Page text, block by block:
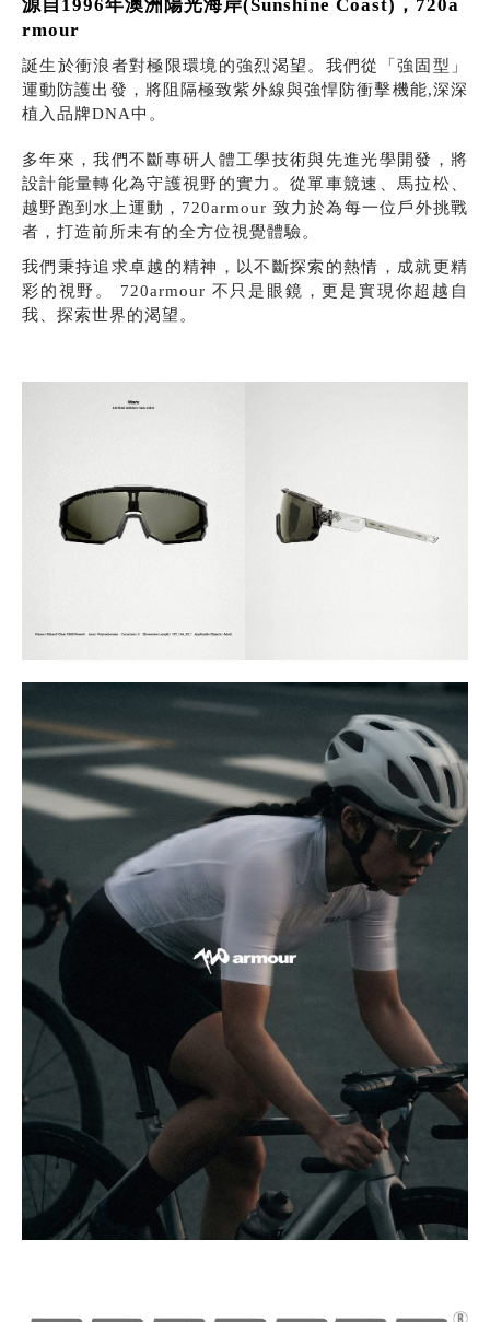
源自1996年澳洲陽光海岸(Sunshine Coast)，720a
rmour
誕生於衝浪者對極限環境的強烈渴望。我們從「強固型」
運動防護出發，將阻隔極致紫外線與強悍防衝擊機能,深深
植入品牌DNA中。
多年來，我們不斷專研人體工學技術與先進光學開發，將
設計能量轉化為守護視野的實力。從單車競速、馬拉松、
越野跑到水上運動，720armour 致力於為每一位戶外挑戰
者，打造前所未有的全方位視覺體驗。
我們秉持追求卓越的精神，以不斷探索的熱情，成就更精
彩的視野。 720armour 不只是眼鏡，更是實現你超越自
我、探索世界的渴望。